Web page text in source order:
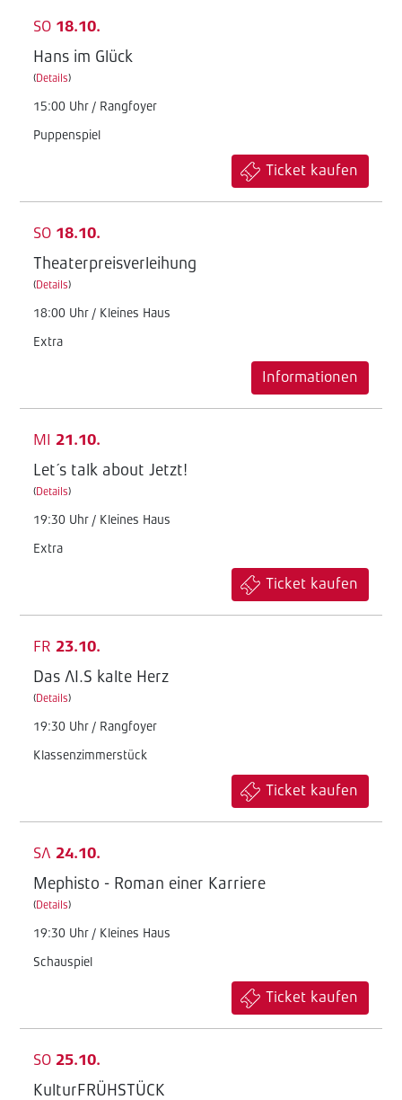
SO 18.10.
Hans im Glück
(Details)
15:00 Uhr / Rangfoyer
Puppenspiel
Ticket kaufen
SO 18.10.
Theaterpreisverleihung
(Details)
18:00 Uhr / Kleines Haus
Extra
Informationen
MI 21.10.
Let´s talk about Jetzt!
(Details)
19:30 Uhr / Kleines Haus
Extra
Ticket kaufen
FR 23.10.
Das AI.S kalte Herz
(Details)
19:30 Uhr / Rangfoyer
Klassenzimmerstück
Ticket kaufen
SA 24.10.
Mephisto - Roman einer Karriere
(Details)
19:30 Uhr / Kleines Haus
Schauspiel
Ticket kaufen
SO 25.10.
KulturFRÜHSTÜCK